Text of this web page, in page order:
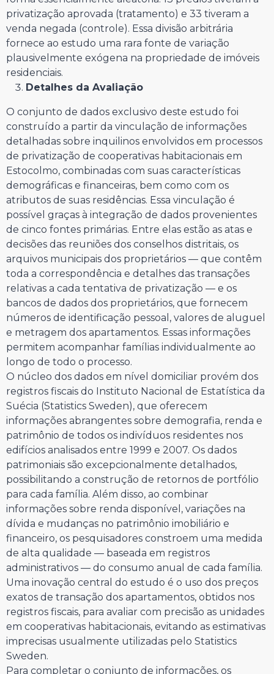
privatização aprovada (tratamento) e 33 tiveram a
venda negada (controle). Essa divisão arbitrária
fornece ao estudo uma rara fonte de variação
plausivelmente exógena na propriedade de imóveis
residenciais.
Detalhes da Avaliação
O conjunto de dados exclusivo deste estudo foi
construído a partir da vinculação de informações
detalhadas sobre inquilinos envolvidos em processos
de privatização de cooperativas habitacionais em
Estocolmo, combinadas com suas características
demográficas e financeiras, bem como com os
atributos de suas residências. Essa vinculação é
possível graças à integração de dados provenientes
de cinco fontes primárias. Entre elas estão as atas e
decisões das reuniões dos conselhos distritais, os
arquivos municipais dos proprietários — que contêm
toda a correspondência e detalhes das transações
relativas a cada tentativa de privatização — e os
bancos de dados dos proprietários, que fornecem
números de identificação pessoal, valores de aluguel
e metragem dos apartamentos. Essas informações
permitem acompanhar famílias individualmente ao
longo de todo o processo.
O núcleo dos dados em nível domiciliar provém dos
registros fiscais do Instituto Nacional de Estatística da
Suécia (Statistics Sweden), que oferecem
informações abrangentes sobre demografia, renda e
patrimônio de todos os indivíduos residentes nos
edifícios analisados entre 1999 e 2007. Os dados
patrimoniais são excepcionalmente detalhados,
possibilitando a construção de retornos de portfólio
para cada família. Além disso, ao combinar
informações sobre renda disponível, variações na
dívida e mudanças no patrimônio imobiliário e
financeiro, os pesquisadores constroem uma medida
de alta qualidade — baseada em registros
administrativos — do consumo anual de cada família.
Uma inovação central do estudo é o uso dos preços
exatos de transação dos apartamentos, obtidos nos
registros fiscais, para avaliar com precisão as unidades
em cooperativas habitacionais, evitando as estimativas
imprecisas usualmente utilizadas pelo Statistics
Sweden.
Para completar o conjunto de informações, os